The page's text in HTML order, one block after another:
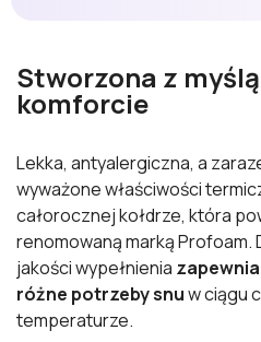
Stworzona z
komforcie
Lekka, antyalergiczna, a
wyważone właściwości
całorocznej kołdrze, która
renomowaną marką Profoam.
jakości wypełnienia
różne potrzeby snuw ciągu
temperaturze.